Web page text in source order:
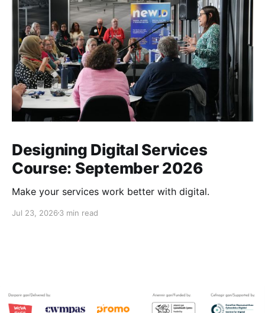
Designing Digital Services
Course: September 2026
Make your services work better with digital.
Jul 23, 2026 3 min read